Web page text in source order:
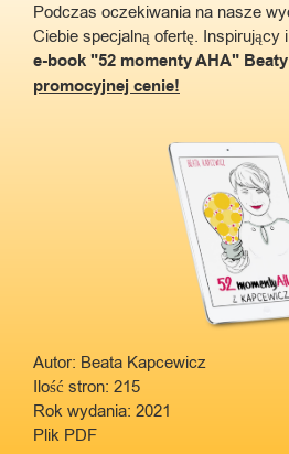
Podczas oczekiwania na nasze
Ciebie specjalną ofertę. Inspirujący
e-book "52 momenty AHA"
promocyjnej cenie!
Autor: Beata Kapcewicz
Ilość stron: 215
Rok wydania: 2021
Plik PDF